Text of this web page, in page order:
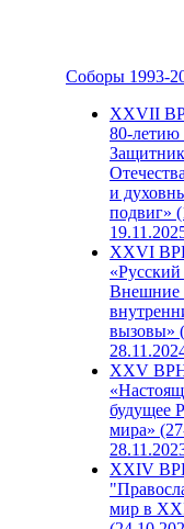
Соборы 1993-
ХХVII
80-
и
подвиг»
XXVI
Внешние
вызовы»
XXV
будущее
мира»
XXIV
мир в